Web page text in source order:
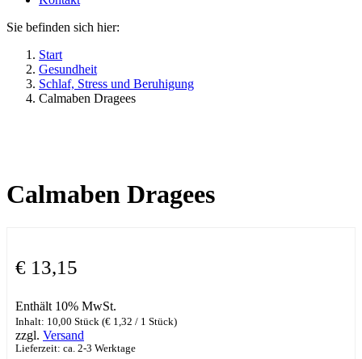
Sie befinden sich hier:
Start
Gesundheit
Schlaf, Stress und Beruhigung
Calmaben Dragees
Calmaben Dragees
€ 13,15
Enthält 10% MwSt.
Inhalt: 10,00 Stück (€ 1,32 / 1 Stück)
zzgl. Versand
Lieferzeit: ca. 2-3 Werktage